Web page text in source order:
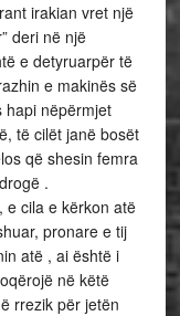
irakian vret një
deri në një
e detyruarpër të
e makinës së
hapi nëpërmjet
të cilët janë bosët
që shesin femra
.
e cila e kërkon atë
pronare e tij
atë , ai është i
në këtë
rrezik për jetën